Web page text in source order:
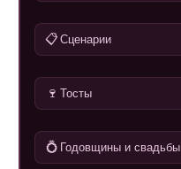
📋 Сценарии
🍷 Тосты
💍 Годовщины и свадьбы